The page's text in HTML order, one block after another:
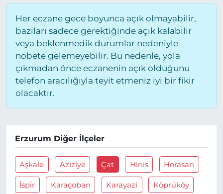
Her eczane gece boyunca açık olmayabilir,
bazıları sadece gerektiğinde açık kalabilir
veya beklenmedik durumlar nedeniyle
nöbete gelemeyebilir. Bu nedenle, yola
çıkmadan önce eczanenin açık olduğunu
telefon aracılığıyla teyit etmeniz iyi bir fikir
olacaktır.
Erzurum Diğer İlçeler
Aşkale Aziziye Çat Hinis Horasan
İspir Karaçoban Karayazi Köprüköy